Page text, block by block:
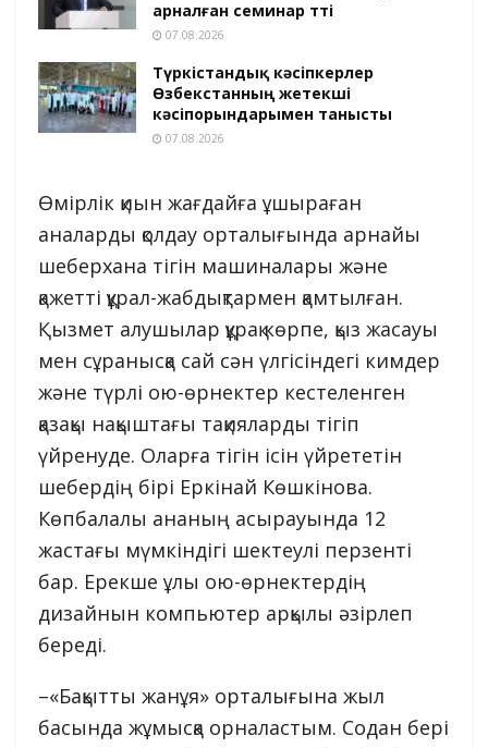
арналған семинар өтті
07.08.2026
Түркістандық кәсіпкерлер
Өзбекстанның жетекші
кәсіпорындарымен танысты
07.08.2026
Өмірлік қиын жағдайға ұшыраған
аналарды қолдау орталығында арнайы
шеберхана тігін машиналары және
қажетті құрал-жабдықтармен қамтылған.
Қызмет алушылар құрақ көрпе, қыз жасауы
мен сұранысқа сай сән үлгісіндегі кимдер
және түрлі ою-өрнектер кестеленген
қазақы нақыштағы тақияларды тігіп
үйренуде. Оларға тігін ісін үйрететін
шебердің бірі Еркінай Көшкінова.
Көпбалалы ананың асырауында 12
жастағы мүмкіндігі шектеулі перзенті
бар. Ерекше ұлы ою-өрнектердің
дизайнын компьютер арқылы әзірлеп
береді.
–«Бақытты жанұя» орталығына жыл
басында жұмысқа орналастым. Содан бері